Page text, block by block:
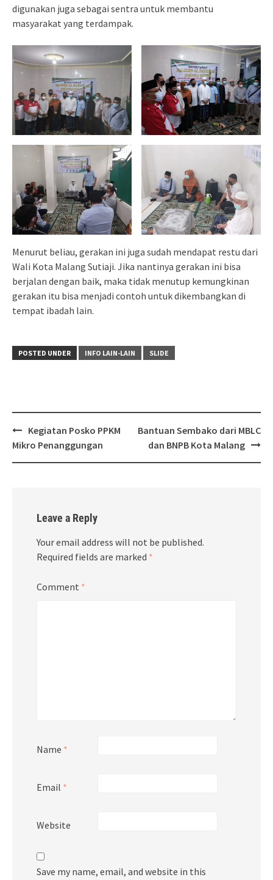
digunakan juga sebagai sentra untuk membantu
masyarakat yang terdampak.
Menurut beliau, gerakan ini juga sudah mendapat restu dari
Wali Kota Malang Sutiaji. Jika nantinya gerakan ini bisa
berjalan dengan baik, maka tidak menutup kemungkinan
gerakan itu bisa menjadi contoh untuk dikembangkan di
tempat ibadah lain.
POSTED UNDER INFO LAIN-LAIN SLIDE
Post
navigation
Kegiatan Posko PPKM
Mikro Penanggungan
Bantuan Sembako dari MBLC
dan BNPB Kota Malang
Leave a Reply
Your email address will not be published.
Required fields are marked *
Comment *
Name *
Email *
Website
Save my name, email, and website in this